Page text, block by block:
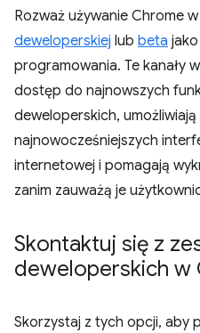
Rozważ używanie Chrome
deweloperskiej lub beta
programowania. Te kanały
dostęp do najnowszych
deweloperskich,
najnowocześniejszych
internetowej i pomagają
zanim zauważą je
Skontaktuj się z
deweloperskich w
Skorzystaj z tych opcji, aby